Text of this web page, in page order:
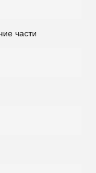
части